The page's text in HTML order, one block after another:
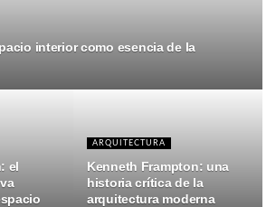
interior como esencia de la
el
ARQUITECTURA
Kenneth Frampton: una
historia crítica de la
arquitectura moderna